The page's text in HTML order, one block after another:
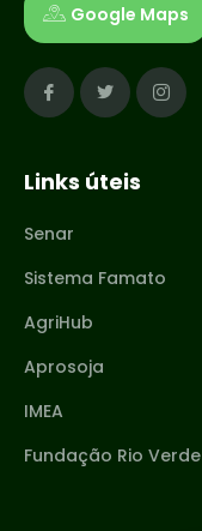
Google Maps
Links úteis
Senar
Sistema Famato
AgriHub
Aprosoja
IMEA
Fundação Rio Verde